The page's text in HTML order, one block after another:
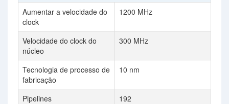
Aumentar a velocidade do
clock
1200 MHz
Velocidade do clock do
núcleo
300 MHz
Tecnologia de processo de
fabricação
10 nm
Pipelines
192